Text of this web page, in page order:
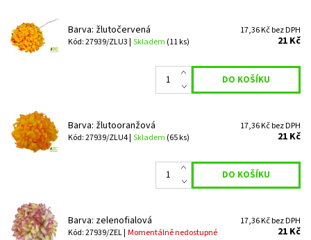
Barva: žlutočervená
Kód: 27939/ZLU3 | Skladem (11 ks)
17,36 Kč bez DPH
21 Kč
Barva: žlutooranžová
Kód: 27939/ZLU4 | Skladem (65 ks)
17,36 Kč bez DPH
21 Kč
Barva: zelenofialová
Kód: 27939/ZEL | Momentálně nedostupné
17,36 Kč bez DPH
21 Kč